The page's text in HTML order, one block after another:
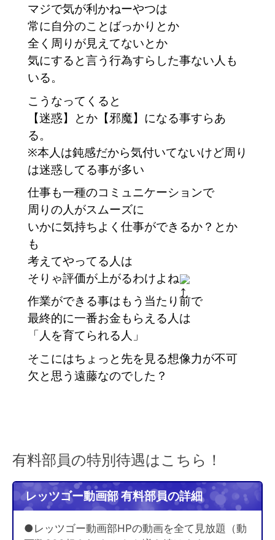
マジで気が利かねーやつは
常に自分のことばっかりとか
全く周りが見えてないとか
気にすると言う行為すらした事ない人も
いる。
こうなってくると
【迷惑】とか【邪魔】になる事すらあ
る。
※本人は鈍感だから気付いてないけど周り
は迷惑してる事が多い
仕事も一種のコミュニケーションで
周りの人がスムーズに
いかに気持ちよく仕事ができるか？とか
も
考えてやってる人は
そりゃ評価が上がるわけよね
作業ができる事はもう当たり前で
最終的に一番お金もらえる人は
「人を育てられる人」
そこにはちょっと先を見る想像力が不可
欠と思う遠藤なのでした？
有料部員の特別待遇はこちら！
レッツゴー動画部 有料部員の詳細
●レッツゴー動画部HPの動画を全て見放題（動